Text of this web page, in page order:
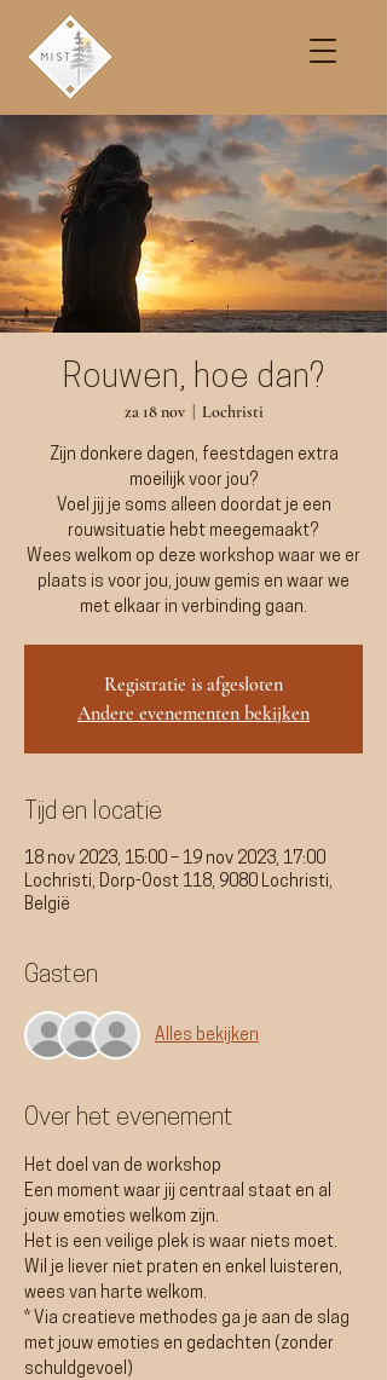
Rouwen, hoe dan?
za 18 nov
  |
Lochristi
Zijn donkere dagen, feestdagen extra
moeilijk voor jou?
Voel jij je soms alleen doordat je een
rouwsituatie hebt meegemaakt?
Wees welkom op deze workshop waar we er
plaats is voor jou, jouw gemis en waar we
met elkaar in verbinding gaan.
Registratie is afgesloten
Andere evenementen bekijken
Tijd en locatie
18 nov 2023, 15:00 – 19 nov 2023, 17:00
Lochristi, Dorp-Oost 118, 9080 Lochristi,
België
Gasten
Alles bekijken
Over het evenement
Het doel van de workshop
Een moment waar jij centraal staat en al
jouw emoties welkom zijn.
Het is een veilige plek is waar niets moet.
Wil je liever niet praten en enkel luisteren,
wees van harte welkom.
* Via creatieve methodes ga je aan de slag
met jouw emoties en gedachten (zonder
schuldgevoel)